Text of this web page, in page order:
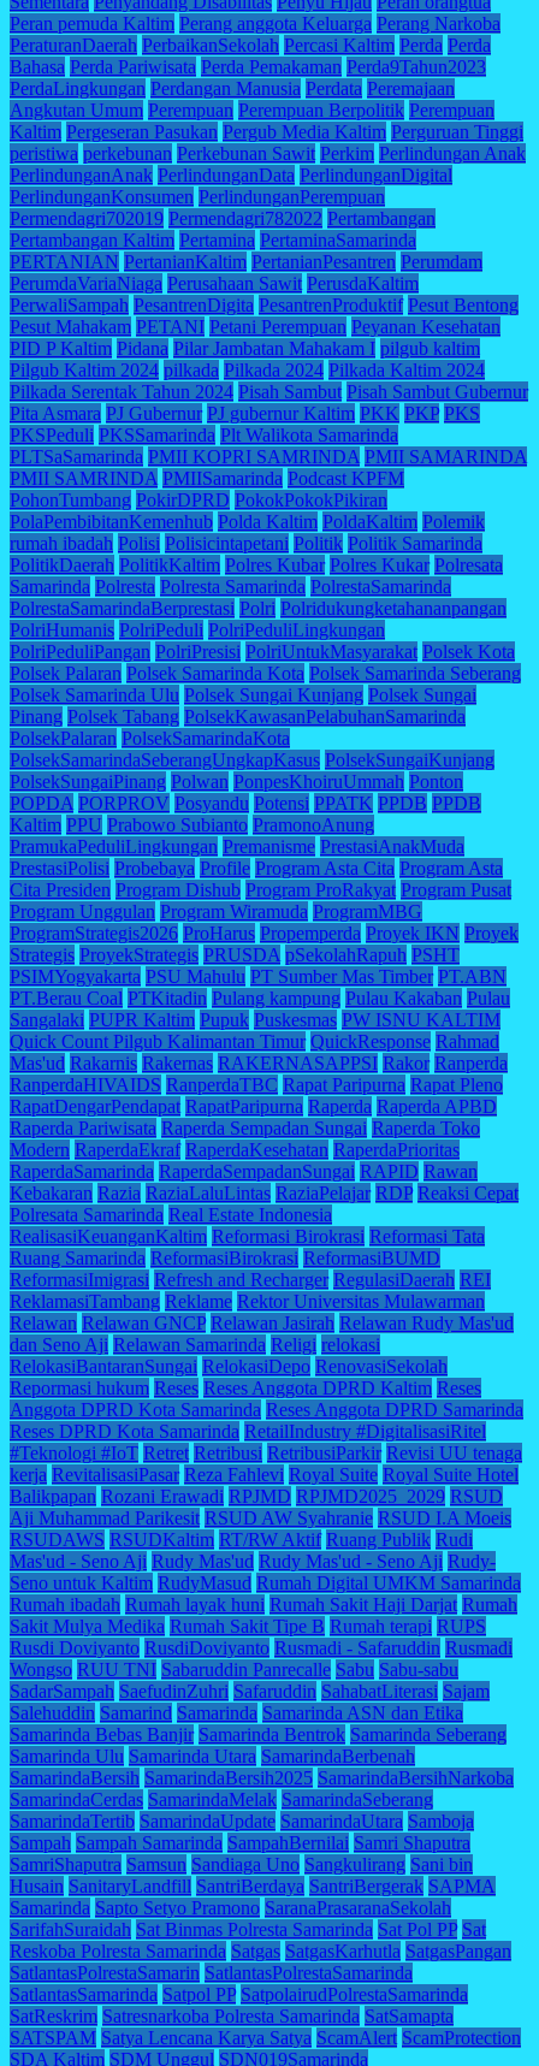
Peran pemuda Kaltim Perang anggota Keluarga Perang Narkoba
PeraturanDaerah PerbaikanSekolah Percasi Kaltim Perda Perda
Bahasa Perda Pariwisata Perda Pemakaman Perda9Tahun2023
PerdaLingkungan Perdangan Manusia Perdata Peremajaan
Angkutan Umum Perempuan Perempuan Berpolitik Perempuan
Kaltim Pergeseran Pasukan Pergub Media Kaltim Perguruan Tinggi
peristiwa perkebunan Perkebunan Sawit Perkim Perlindungan Anak
PerlindunganAnak PerlindunganData PerlindunganDigital
PerlindunganKonsumen PerlindunganPerempuan
Permendagri702019 Permendagri782022 Pertambangan
Pertambangan Kaltim Pertamina PertaminaSamarinda
PERTANIAN PertanianKaltim PertanianPesantren Perumdam
PerumdaVariaNiaga Perusahaan Sawit PerusdaKaltim
PerwaliSampah PesantrenDigita PesantrenProduktif Pesut Bentong
Pesut Mahakam PETANI Petani Perempuan Peyanan Kesehatan
PID P Kaltim Pidana Pilar Jambatan Mahakam I pilgub kaltim
Pilgub Kaltim 2024 pilkada Pilkada 2024 Pilkada Kaltim 2024
Pilkada Serentak Tahun 2024 Pisah Sambut Pisah Sambut Gubernur
Pita Asmara PJ Gubernur PJ gubernur Kaltim PKK PKP PKS
PKSPeduli PKSSamarinda Plt Walikota Samarinda
PLTSaSamarinda PMII KOPRI SAMRINDA PMII SAMARINDA
PMII SAMRINDA PMIISamarinda Podcast KPFM
PohonTumbang PokirDPRD PokokPokokPikiran
PolaPembibitanKemenhub Polda Kaltim PoldaKaltim Polemik
rumah ibadah Polisi Polisicintapetani Politik Politik Samarinda
PolitikDaerah PolitikKaltim Polres Kubar Polres Kukar Polresata
Samarinda Polresta Polresta Samarinda PolrestaSamarinda
PolrestaSamarindaBerprestasi Polri Polridukungketahananpangan
PolriHumanis PolriPeduli PolriPeduliLingkungan
PolriPeduliPangan PolriPresisi PolriUntukMasyarakat Polsek Kota
Polsek Palaran Polsek Samarinda Kota Polsek Samarinda Seberang
Polsek Samarinda Ulu Polsek Sungai Kunjang Polsek Sungai
Pinang Polsek Tabang PolsekKawasanPelabuhanSamarinda
PolsekPalaran PolsekSamarindaKota
PolsekSamarindaSeberangUngkapKasus PolsekSungaiKunjang
PolsekSungaiPinang Polwan PonpesKhoiruUmmah Ponton
POPDA PORPROV Posyandu Potensi PPATK PPDB PPDB
Kaltim PPU Prabowo Subianto PramonoAnung
PramukaPeduliLingkungan Premanisme PrestasiAnakMuda
PrestasiPolisi Probebaya Profile Program Asta Cita Program Asta
Cita Presiden Program Dishub Program ProRakyat Program Pusat
Program Unggulan Program Wiramuda ProgramMBG
ProgramStrategis2026 ProHarus Propemperda Proyek IKN Proyek
Strategis ProyekStrategis PRUSDA pSekolahRapuh PSHT
PSIMYogyakarta PSU Mahulu PT Sumber Mas Timber PT.ABN
PT.Berau Coal PTKitadin Pulang kampung Pulau Kakaban Pulau
Sangalaki PUPR Kaltim Pupuk Puskesmas PW ISNU KALTIM
Quick Count Pilgub Kalimantan Timur QuickResponse Rahmad
Mas'ud Rakarnis Rakernas RAKERNASAPPSI Rakor Ranperda
RanperdaHIVAIDS RanperdaTBC Rapat Paripurna Rapat Pleno
RapatDengarPendapat RapatParipurna Raperda Raperda APBD
Raperda Pariwisata Raperda Sempadan Sungai Raperda Toko
Modern RaperdaEkraf RaperdaKesehatan RaperdaPrioritas
RaperdaSamarinda RaperdaSempadanSungai RAPID Rawan
Kebakaran Razia RaziaLaluLintas RaziaPelajar RDP Reaksi Cepat
Polresata Samarinda Real Estate Indonesia
RealisasiKeuanganKaltim Reformasi Birokrasi Reformasi Tata
Ruang Samarinda ReformasiBirokrasi ReformasiBUMD
ReformasiImigrasi Refresh and Recharger RegulasiDaerah REI
ReklamasiTambang Reklame Rektor Universitas Mulawarman
Relawan Relawan GNCP Relawan Jasirah Relawan Rudy Mas'ud
dan Seno Aji Relawan Samarinda Religi relokasi
RelokasiBantaranSungai RelokasiDepo RenovasiSekolah
Repormasi hukum Reses Reses Anggota DPRD Kaltim Reses
Anggota DPRD Kota Samarinda Reses Anggota DPRD Samarinda
Reses DPRD Kota Samarinda RetailIndustry #DigitalisasiRitel
#Teknologi #IoT Retret Retribusi RetribusiParkir Revisi UU tenaga
kerja RevitalisasiPasar Reza Fahlevi Royal Suite Royal Suite Hotel
Balikpapan Rozani Erawadi RPJMD RPJMD2025_2029 RSUD
Aji Muhammad Parikesit RSUD AW Syahranie RSUD I.A Moeis
RSUDAWS RSUDKaltim RT/RW Aktif Ruang Publik Rudi
Mas'ud - Seno Aji Rudy Mas'ud Rudy Mas'ud - Seno Aji Rudy-
Seno untuk Kaltim RudyMasud Rumah Digital UMKM Samarinda
Rumah ibadah Rumah layak huni Rumah Sakit Haji Darjat Rumah
Sakit Mulya Medika Rumah Sakit Tipe B Rumah terapi RUPS
Rusdi Doviyanto RusdiDoviyanto Rusmadi - Safaruddin Rusmadi
Wongso RUU TNI Sabaruddin Panrecalle Sabu Sabu-sabu
SadarSampah SaefudinZuhri Safaruddin SahabatLiterasi Sajam
Salehuddin Samarind Samarinda Samarinda ASN dan Etika
Samarinda Bebas Banjir Samarinda Bentrok Samarinda Seberang
Samarinda Ulu Samarinda Utara SamarindaBerbenah
SamarindaBersih SamarindaBersih2025 SamarindaBersihNarkoba
SamarindaCerdas SamarindaMelak SamarindaSeberang
SamarindaTertib SamarindaUpdate SamarindaUtara Samboja
Sampah Sampah Samarinda SampahBernilai Samri Shaputra
SamriShaputra Samsun Sandiaga Uno Sangkulirang Sani bin
Husain SanitaryLandfill SantriBerdaya SantriBergerak SAPMA
Samarinda Sapto Setyo Pramono SaranaPrasaranaSekolah
SarifahSuraidah Sat Binmas Polresta Samarinda Sat Pol PP Sat
Reskoba Polresta Samarinda Satgas SatgasKarhutla SatgasPangan
SatlantasPolrestaSamarin SatlantasPolrestaSamarinda
SatlantasSamarinda Satpol PP SatpolairudPolrestaSamarinda
SatReskrim Satresnarkoba Polresta Samarinda SatSamapta
SATSPAM Satya Lencana Karya Satya ScamAlert ScamProtection
SDA Kaltim SDM Unggul SDN019Samarinda